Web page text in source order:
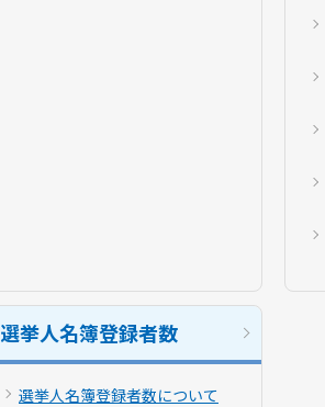
選挙人名簿登録者数
選挙人名簿登録者数について